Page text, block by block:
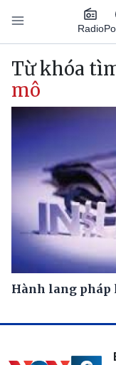
Nhảy đến nội dung
Radio
Main
Từ khóa
mô
Hành lang pháp